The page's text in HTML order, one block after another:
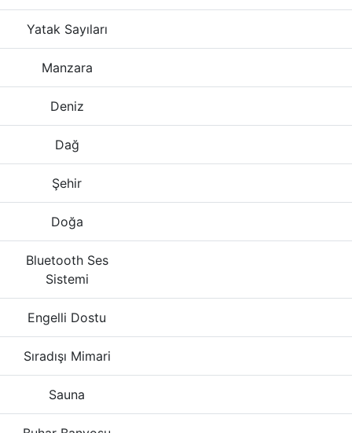
Yatak Sayıları
Manzara
Deniz
Dağ
Şehir
Doğa
Bluetooth Ses
Sistemi
Engelli Dostu
Sıradışı Mimari
Sauna